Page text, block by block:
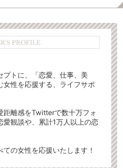
PROFILE
プトに、「恋愛、仕事、美
女性を応援する、ライフサポ
距離感をTwitterで数十万フォ
愛観談や、累計1万人以上の恋
の女性を応援いたします！